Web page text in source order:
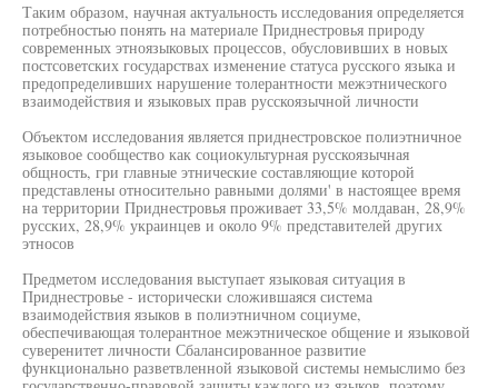
Таким образом, научная актуальность исследования определяется
потребностью понять на материале Приднестровья природу
современных этноязыковых процессов, обусловивших в новых
постсоветских государствах изменение статуса русского языка и
предопределивших нарушение толерантности межэтнического
взаимодействия и языковых прав русскоязычной личности
Объектом исследования является приднестровское полиэтничное
языковое сообщество как социокультурная русскоязычная
общность, гри главные этнические составляющие которой
представлены относительно равными долями' в настоящее время
на территории Приднестровья проживает 33,5% молдаван, 28,9%
русских, 28,9% украинцев и около 9% представителей других
этносов
Предметом исследования выступает языковая ситуация в
Приднестровье - исторически сложившаяся система
взаимодействия языков в полиэтничном социуме,
обеспечивающая толерантное межэтническое общение и языковой
суверенитет личности Сбалансированное развитие
функционально разветвленной языковой системы немыслимо без